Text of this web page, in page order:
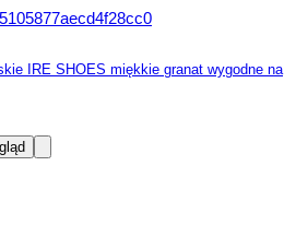
IRE SHOES miękkie granat wygodne na